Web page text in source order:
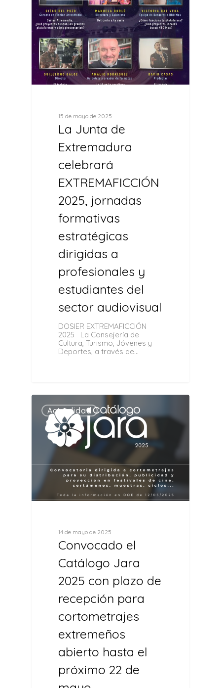
15 de mayo de 2025
La Junta de
Extremadura
celebrará
EXTREMAFICCIÓN
2025, jornadas
formativas
estratégicas
dirigidas a
profesionales y
estudiantes del
sector audiovisual
DOSIER EXTREMAFICCIÓN
2025 La Consejería de
Cultura, Turismo, Jóvenes y
Deportes, a través de…
Actualidad
14 de mayo de 2025
Convocado el
Catálogo Jara
2025 con plazo de
recepción para
cortometrajes
extremeños
abierto hasta el
próximo 22 de
0